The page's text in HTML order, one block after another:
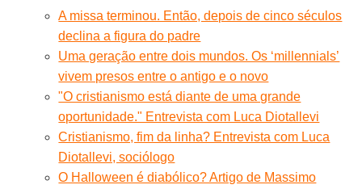
A missa terminou. Então, depois de cinco séculos
declina a figura do padre
Uma geração entre dois mundos. Os ‘millennials’
vivem presos entre o antigo e o novo
"O cristianismo está diante de uma grande
oportunidade." Entrevista com Luca Diotallevi
Cristianismo, fim da linha? Entrevista com Luca
Diotallevi, sociólogo
O Halloween é diabólico? Artigo de Massimo